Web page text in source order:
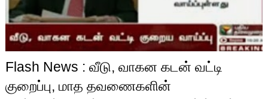
Flash News : வீடு, வாகன கடன் வட்டி
குறைப்பு, மாத தவணைகளின்